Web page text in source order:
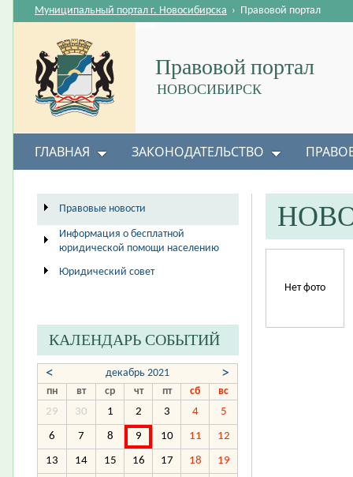
Правовой портал
НОВОСИБИРСК
Муниципальный портал г. Новосибирска › Правовой портал
ГЛАВНАЯ ЗАКОНОДАТЕЛЬСТВО
Нет фото
Правовые новости
Информация о бесплатной
юридической помощи населению
Юридический совет
КАЛЕНДАРЬ СОБЫТИЙ
< декабрь 2021 >
пн вт ср чт пт сб
вс
29
30 1 2 3 4 5
6 7 8 9 10 11 12
13 14 15 16 17 18 19